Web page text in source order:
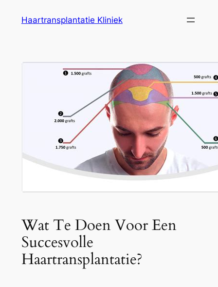
Haartransplantatie Kliniek
Wat Te Doen Voor Een
Succesvolle
Haartransplantatie?